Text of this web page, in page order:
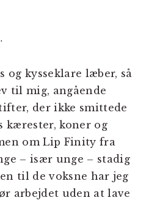
og kysseklare læber, så
til mig, angående
der ikke smittede
kærester, koner og
om Lip Finity fra
– især unge – stadig
til de voksne har jeg
arbejdet uden at lave